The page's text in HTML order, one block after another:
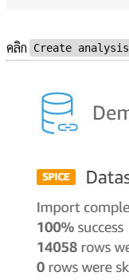
คลิก Create analysis